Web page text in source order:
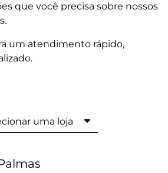
que você precisa sobre nossos
um atendimento rápido,
uma loja